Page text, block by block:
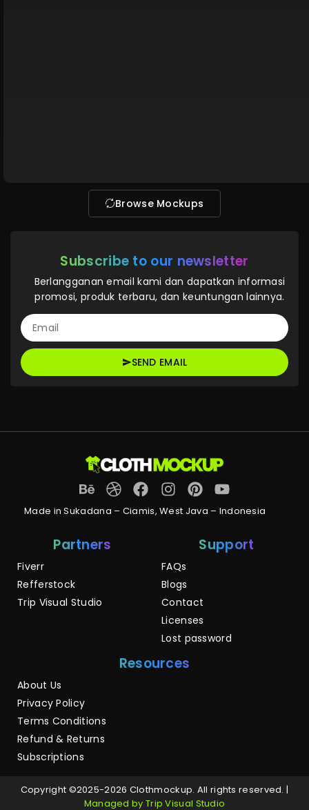
Browse Mockups
Subscribe to our newsletter
Berlangganan email kami dan dapatkan informasi
promosi, produk terbaru, dan keuntungan lainnya.
SEND EMAIL
Made in Sukadana – Ciamis, West Java – Indonesia
Partners
Fiverr
Refferstock
Trip Visual Studio
Support
FAQs
Blogs
Contact
Licenses
Lost password
Resources
About Us
Privacy Policy
Terms Conditions
Refund & Returns
Subscriptions
Copyright ©2025-2026 Clothmockup. All rights reserved. |
Managed by Trip Visual Studio